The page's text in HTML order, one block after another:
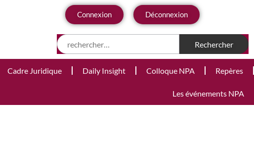
Connexion Déconnexion
Cadre Juridique Daily Insight Colloque NPA Repères
Les événements NPA